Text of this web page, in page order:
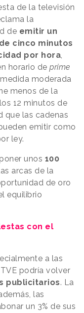
de la televisión
la
de emitir un
cinco minutos
por hora,
horario deprime
medida moderada
menos de la
12 minutos de
que las cadenas
emitir como
ley.
unos 100
arcas de la
de oro
equilibrio
con el
a las
podría volver
publicitarios. La
las
un 3% de sus